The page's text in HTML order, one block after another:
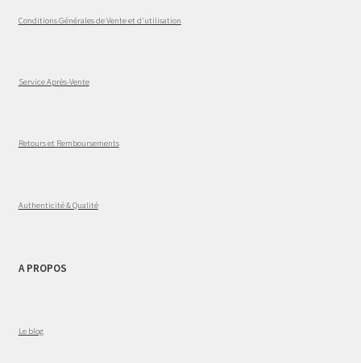
Conditions Générales de Vente et d'utilisation
Service Après-Vente
Retours et Remboursements
Authenticité & Qualité
A PROPOS
Le blog